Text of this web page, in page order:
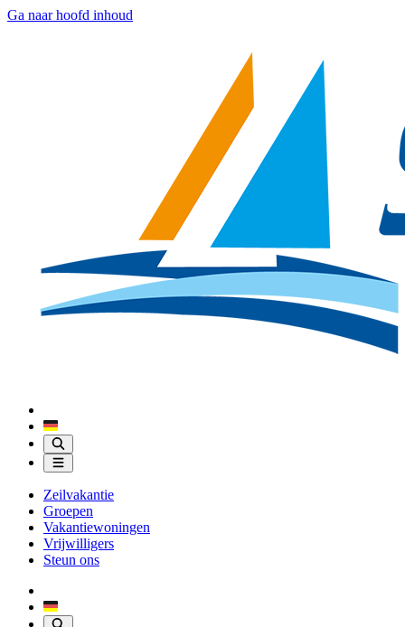
Ga naar hoofd inhoud
Zeilvakantie
Groepen
Vakantiewoningen
Vrijwilligers
Steun ons